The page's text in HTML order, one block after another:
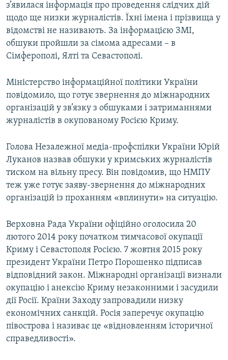
з’явилася інформація про проведення слідчих дій
щодо ще низки журналістів. Їхні імена і прізвища у
відомстві не називають. За інформацією ЗМІ,
обшуки пройшли за сімома адресами – в
Сімферополі, Ялті та Севастополі.
Міністерство інформаційної політики України
повідомило, що готує звернення до міжнародних
організацій у зв’язку з обшуками і затриманнями
журналістів в окупованому Росією Криму.
Голова Незалежної медіа-профспілки України Юрій
Луканов назвав обшуки у кримських журналістів
тиском на вільну пресу. Він повідомив, що НМПУ
теж уже готує заяву-звернення до міжнародних
організацій із проханням «вплинути» на ситуацію.
Верховна Рада України офіційно оголосила 20
лютого 2014 року початком тимчасової окупації
Криму і Севастополя Росією. 7 жовтня 2015 року
президент України Петро Порошенко підписав
відповідний закон. Міжнародні організації визнали
окупацію і анексію Криму незаконними і засудили
дії Росії. Країни Заходу запровадили низку
економічних санкцій. Росія заперечує окупацію
півострова і називає це «відновленням історичної
справедливості».